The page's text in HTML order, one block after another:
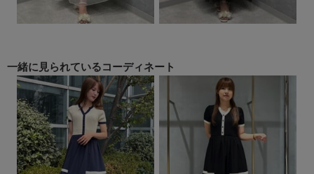
一緒に見られているコーディネート